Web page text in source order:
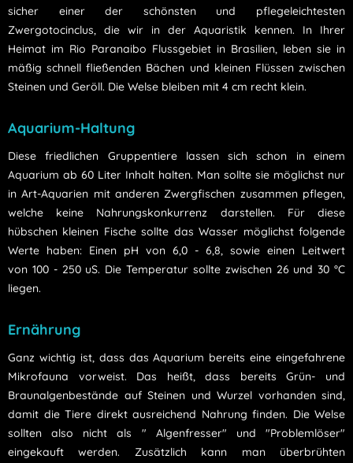
sicher einer der schönsten und pflegeleichtesten
Zwergotocinclus, die wir in der Aquaristik kennen. In Ihrer
Heimat im Rio Paranaibo Flussgebiet in Brasilien, leben sie in
mäßig schnell fließenden Bächen und kleinen Flüssen zwischen
Steinen und Geröll. Die Welse bleiben mit 4 cm recht klein.
Aquarium-Haltung
Diese friedlichen Gruppentiere lassen sich schon in einem
Aquarium ab 60 Liter Inhalt halten. Man sollte sie möglichst nur
in Art-Aquarien mit anderen Zwergfischen zusammen pflegen,
welche keine Nahrungskonkurrenz darstellen. Für diese
hübschen kleinen Fische sollte das Wasser möglichst folgende
Werte haben: Einen pH von 6,0 - 6,8, sowie einen Leitwert
von 100 - 250 uS. Die Temperatur sollte zwischen 26 und 30 °C
liegen.
Ernährung
Ganz wichtig ist, dass das Aquarium bereits eine eingefahrene
Mikrofauna vorweist. Das heißt, dass bereits Grün- und
Braunalgenbestände auf Steinen und Wurzel vorhanden sind,
damit die Tiere direkt ausreichend Nahrung finden. Die Welse
sollten also nicht als " Algenfresser" und "Problemlöser"
eingekauft werden. Zusätzlich kann man überbrühten